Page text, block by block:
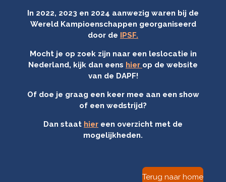
In 2022, 2023 en 2024 aanwezig waren bij de
Wereld Kampioenschappen georganiseerd
door de IPSF.
Mocht je op zoek zijn naar een leslocatie in
Nederland, kijk dan eens hier op de website
van de DAPF!
Of doe je graag een keer mee aan een show
of een wedstrijd?
Dan staat hier een overzicht met de
mogelijkheden.
Terug naar home